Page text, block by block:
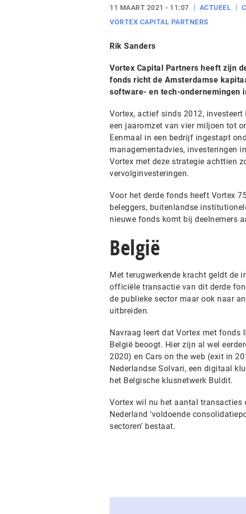
11 MAART 2021 - 11:07 ACTUEEL
VORTEX CAPITAL PARTNERS
Rik Sanders
Vortex Capital Partners heeft zijn
fonds richt de Amsterdamse
software- en tech-ondernemingen
Vortex, actief sinds 2012,
een jaaromzet van vier miljoen tot
Eenmaal in een bedrijf ingestapt
managementadvies, investeringen
Vortex met deze strategie achttien
vervolginvesteringen.
Voor het derde fonds heeft Vortex
beleggers, buitenlandse
nieuwe fonds komt bij deelnemers
België
Met terugwerkende kracht geldt de
officiële transactie van dit derde
de publieke sector maar ook naar
uitbreiden.
Navraag leert dat Vortex met fonds
België beoogt. Hier zijn al wel
2020) en Cars on the web (exit in
Nederlandse Solvari, een digitaal
het Belgische klusnetwerk Buldit.
Vortex wil nu het aantal transacties
Nederland ‘voldoende
sectoren’ bestaat.